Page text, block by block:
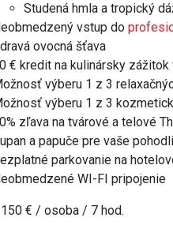
Studená hmla a tropický
vstup do
ovocná šťava
€ kredit na kulinársky
výberu 1 z 3
výberu 1 z 3
zľava na tvárové a telové
a papuče pre vaše
parkovanie na
WI-FI pripojenie
150 € / osoba / 7 hod.